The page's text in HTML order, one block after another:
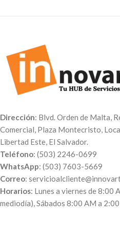
Dirección: Blvd. Orden de Malta,
Comercial, Plaza Montecristo,
Libertad Este, El Salvador.
Teléfono: (503) 2246-0699
WhatsApp: (503) 7603-5669
Correo:
Horarios: Lunes a viernes de 8:00
mediodía), Sábados 8:00 AM a